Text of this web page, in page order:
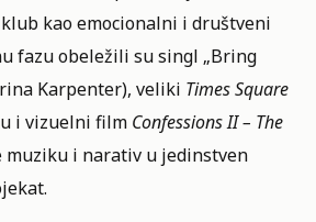
kao emocionalni i društveni
fazu obeležili su singl „Bring
Karpenter), veliki Times Square
i vizuelni film Confessions II – The
muziku i narativ u jedinstven